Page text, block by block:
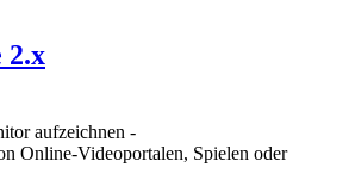
2.x
aufzeichnen -
Online-Videoportalen, Spielen oder